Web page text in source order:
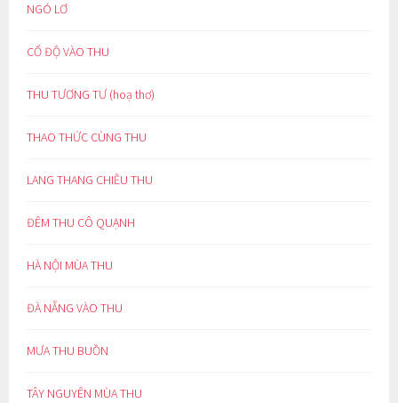
NGÓ LƠ
CỔ ĐỘ VÀO THU
THU TƯƠNG TƯ (hoạ thơ)
THAO THỨC CÙNG THU
LANG THANG CHIỀU THU
ĐÊM THU CÔ QUẠNH
HÀ NỘI MÙA THU
ĐÀ NẴNG VÀO THU
MƯA THU BUỒN
TÂY NGUYÊN MÙA THU